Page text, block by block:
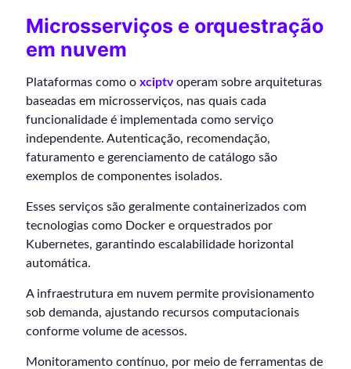
Microsserviços e orquestração
em nuvem
Plataformas como o xciptvoperam sobre arquiteturas
baseadas em microsserviços, nas quais cada
funcionalidade é implementada como serviço
independente. Autenticação, recomendação,
faturamento e gerenciamento de catálogo são
exemplos de componentes isolados.
Esses serviços são geralmente containerizados com
tecnologias como Docker e orquestrados por
Kubernetes, garantindo escalabilidade horizontal
automática.
A infraestrutura em nuvem permite provisionamento
sob demanda, ajustando recursos computacionais
conforme volume de acessos.
Monitoramento contínuo, por meio de ferramentas de